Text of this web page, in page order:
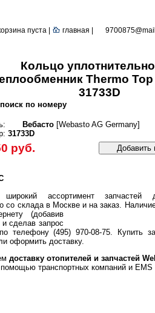
пуста | главная
Кольцо
Thermo Top
31733D
поиск по номеру
Вебасто [Webasto AG Germany]
31733D
руб. Добавить
широкий ассортимент запчастей
со склада в Москве и на заказ.
(добавив
и сделав запрос
телефону (495) 970-08-75. Купить
оформить доставку.
доставку отопителей и запчастей
транспортных компаний и EMS